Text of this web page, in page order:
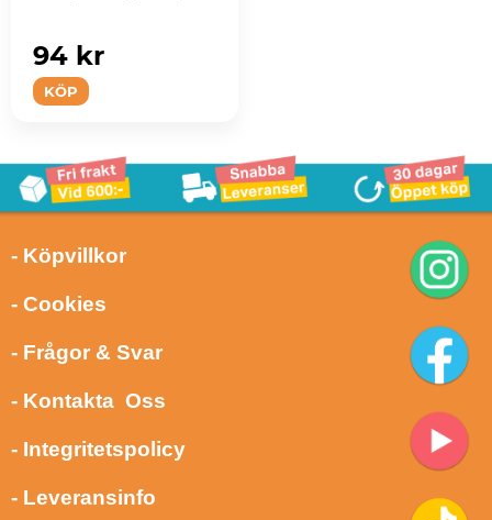
KÖP
94 kr
- Köpvillkor
- Cookies
- Frågor & Svar
- Kontakta Oss
- Integritetspolicy
- Leveransinfo